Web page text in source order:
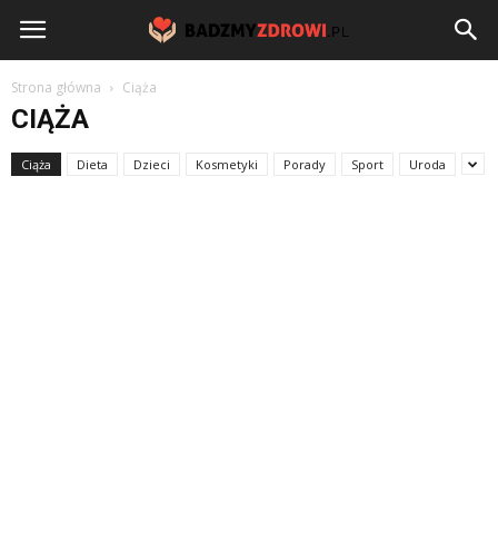
BadzmyZdrowi.pl
Strona główna Ciąża
CIĄŻA
Ciąża Dieta Dzieci Kosmetyki Porady Sport Uroda